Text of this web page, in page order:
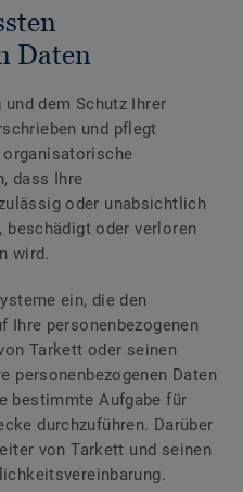
Daten
dem Schutz Ihrer
und pflegt
organisatorische
dass Ihre
oder unabsichtlich
beschädigt oder verloren
wird.
ein, die den
Ihre personenbezogenen
Tarkett oder seinen
personenbezogenen Daten
bestimmte Aufgabe für
durchzuführen. Darüber
von Tarkett und seinen